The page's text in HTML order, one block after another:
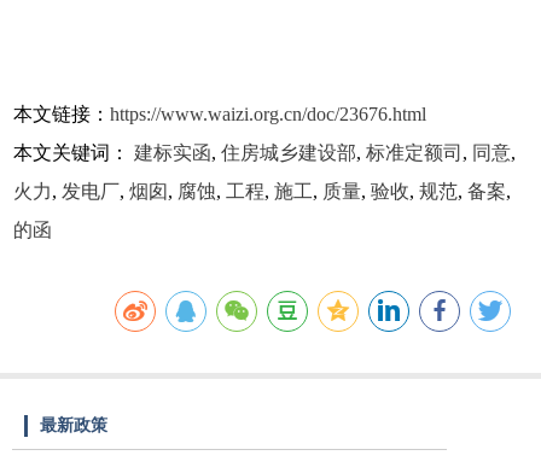
本文链接：https://www.waizi.org.cn/doc/23676.html
本文关键词：建标实函,住房城乡建设部,标准定额司 , 同意,
火力,发电厂,烟囱, 腐蚀,工程,施工, 质量,验收,规范,备案,
的函
最新政策